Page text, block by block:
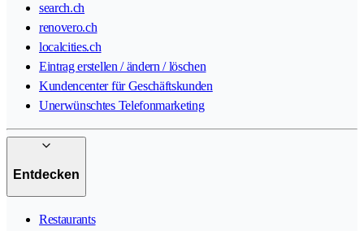
search.ch
renovero.ch
localcities.ch
Eintrag erstellen / ändern / löschen
Kundencenter für Geschäftskunden
Unerwünschtes Telefonmarketing
Entdecken
Restaurants